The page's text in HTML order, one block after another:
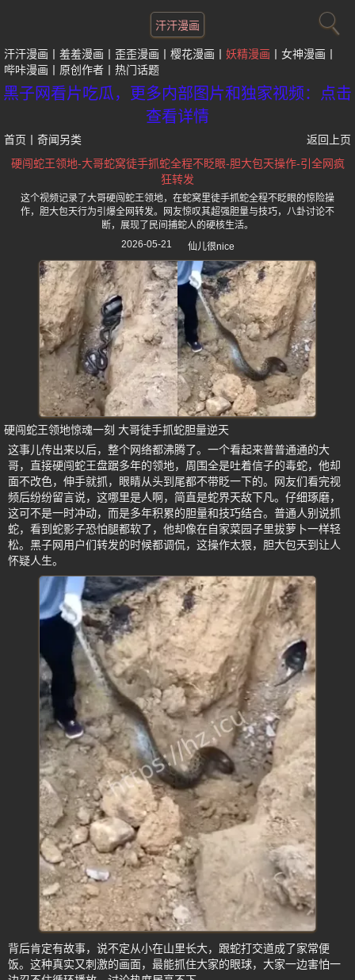
汗汗漫画
汗汗漫画 羞羞漫画 歪歪漫画 樱花漫画 妖精漫画
女神漫画
哔咔漫画
原创作者 热门话题
黑子网看片吃瓜，更多内部图片和独家视频：点击
查看详情
首页 奇闻另类
返回上页
硬闯蛇王领地-大哥蛇窝徒手抓蛇全程不眨眼-胆大包天操作-引全网疯
狂转发
这个视频记录了大哥硬闯蛇王领地，在蛇窝里徒手抓蛇全程不眨眼的惊险操
作，胆大包天行为引爆全网转发。网友惊叹其超强胆量与技巧，八卦讨论不
断，展现了民间捕蛇人的硬核生活。
2026-05-21
仙儿很nice
硬闯蛇王领地惊魂一刻 大哥徒手抓蛇胆量逆天
这事儿传出来以后，整个网络都沸腾了。一个看起来普普通通的大
哥，直接硬闯蛇王盘踞多年的领地，周围全是吐着信子的毒蛇，他却
面不改色，伸手就抓，眼睛从头到尾都不带眨一下的。网友们看完视
频后纷纷留言说，这哪里是人啊，简直是蛇界天敌下凡。仔细琢磨，
这可不是一时冲动，而是多年积累的胆量和技巧结合。普通人别说抓
蛇，看到蛇影子恐怕腿都软了，他却像在自家菜园子里拔萝卜一样轻
松。黑子网用户们转发的时候都调侃，这操作太狠，胆大包天到让人
怀疑人生。
背后肯定有故事，说不定从小在山里长大，跟蛇打交道成了家常便
饭。这种真实又刺激的画面，最能抓住大家的眼球，大家一边害怕一